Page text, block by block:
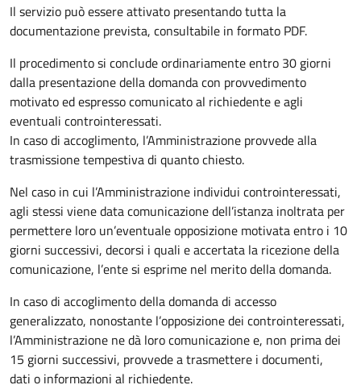
Il servizio può essere attivato presentando tutta la
documentazione prevista, consultabile in formato PDF.
Il procedimento si conclude ordinariamente entro 30 giorni
dalla presentazione della domanda con provvedimento
motivato ed espresso comunicato al richiedente e agli
eventuali controinteressati.
In caso di accoglimento, l’Amministrazione provvede alla
trasmissione tempestiva di quanto chiesto.
Nel caso in cui l’Amministrazione individui controinteressati,
agli stessi viene data comunicazione dell’istanza inoltrata per
permettere loro un’eventuale opposizione motivata entro i 10
giorni successivi, decorsi i quali e accertata la ricezione della
comunicazione, l’ente si esprime nel merito della domanda.
In caso di accoglimento della domanda di accesso
generalizzato, nonostante l’opposizione dei controinteressati,
l’Amministrazione ne dà loro comunicazione e, non prima dei
15 giorni successivi, provvede a trasmettere i documenti,
dati o informazioni al richiedente.